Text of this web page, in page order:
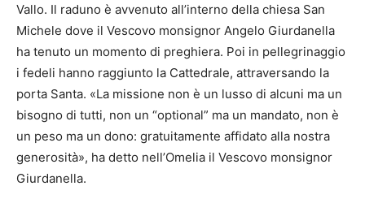
Vallo. Il raduno è avvenuto all’interno della chiesa San
Michele dove il Vescovo monsignor Angelo Giurdanella
ha tenuto un momento di preghiera. Poi in pellegrinaggio
i fedeli hanno raggiunto la Cattedrale, attraversando la
porta Santa. «La missione non è un lusso di alcuni ma un
bisogno di tutti, non un “optional” ma un mandato, non è
un peso ma un dono: gratuitamente affidato alla nostra
generosità», ha detto nell’Omelia il Vescovo monsignor
Giurdanella.